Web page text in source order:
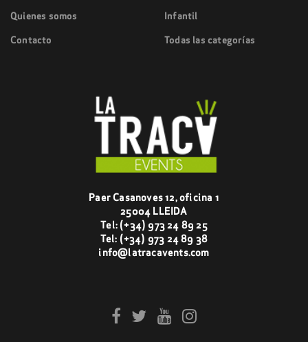
Quienes somos
Contacto
Infantil
Todas las categorías
Paer Casanoves 12, oficina 1
25004 LLEIDA
Tel: (+34) 973 24 89 25
Tel: (+34) 973 24 89 38
info@latracavents.com